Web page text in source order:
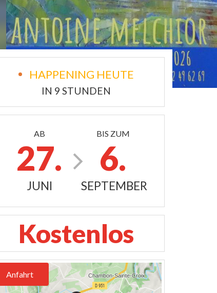
HAPPENING HEUTE
IN 9 STUNDEN
AB
27.
JUNI
BIS ZUM
6.
SEPTEMBER
Kostenlos
Anfahrt